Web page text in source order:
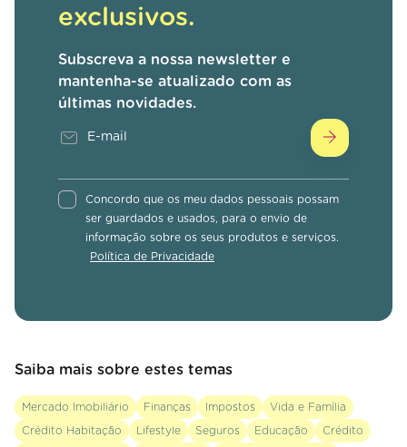
exclusivos.
Subscreva a nossa newsletter e
mantenha-se atualizado com as
últimas novidades.
Concordo que os meu dados pessoais possam
ser guardados e usados, para o envio de
informação sobre os seus produtos e serviços.
Política de Privacidade
Saiba mais sobre estes temas
Mercado Imobiliário Finanças Impostos Vida e Família
Crédito Habitação Lifestyle Seguros Educação Crédito